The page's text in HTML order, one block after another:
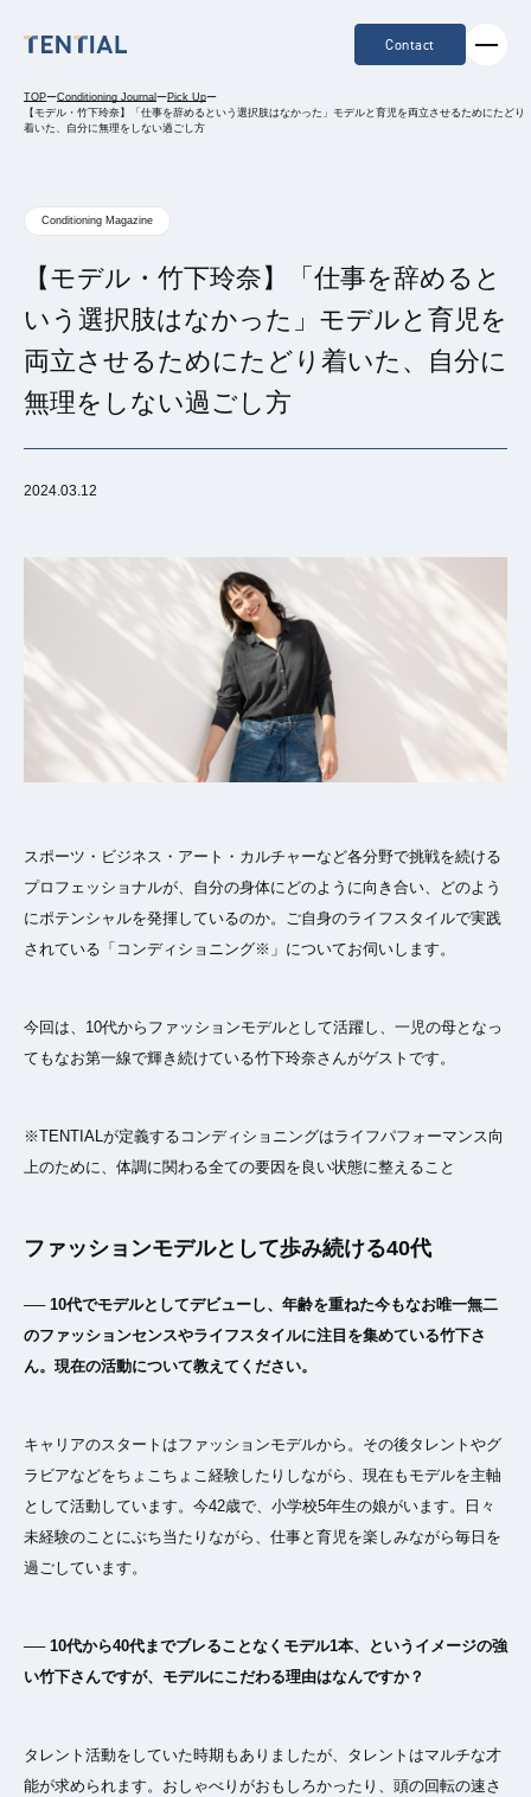
Contact
TOPーConditioning Journal ーPick Upー
【モデル・竹下玲奈】「仕事を辞めるという選択肢はなかった」モデルと育児を両立させるためにたどり
着いた、自分に無理をしない過ごし方
Conditioning Magazine
【モデル・竹下玲奈】「仕事を辞めると
いう選択肢はなかった」モデルと育児を
両立させるためにたどり着いた、自分に
無理をしない過ごし方
2024.03.12
スポーツ・ビジネス・アート・カルチャーなど各分野で挑戦を続ける
プロフェッショナルが、自分の身体にどのように向き合い、どのよう
にポテンシャルを発揮しているのか。ご自身のライフスタイルで実践
されている「コンディショニング※」についてお伺いします。
今回は、10代からファッションモデルとして活躍し、一児の母となっ
てもなお第一線で輝き続けている竹下玲奈さんがゲストです。
※TENTIALが定義するコンディショニングはライフパフォーマンス向
上のために、体調に関わる全ての要因を良い状態に整えること
ファッションモデルとして歩み続ける40代
── 10代でモデルとしてデビューし、年齢を重ねた今もなお唯一無二
のファッションセンスやライフスタイルに注目を集めている竹下さ
ん。現在の活動について教えてください。
キャリアのスタートはファッションモデルから。その後タレントやグ
ラビアなどをちょこちょこ経験したりしながら、現在もモデルを主軸
として活動しています。今42歳で、小学校5年生の娘がいます。日々
未経験のことにぶち当たりながら、仕事と育児を楽しみながら毎日を
過ごしています。
── 10代から40代までブレることなくモデル1本、というイメージの強
い竹下さんですが、モデルにこだわる理由はなんですか？
タレント活動をしていた時期もありましたが、タレントはマルチな才
能が求められます。おしゃべりがおもしろかったり、頭の回転の速さ